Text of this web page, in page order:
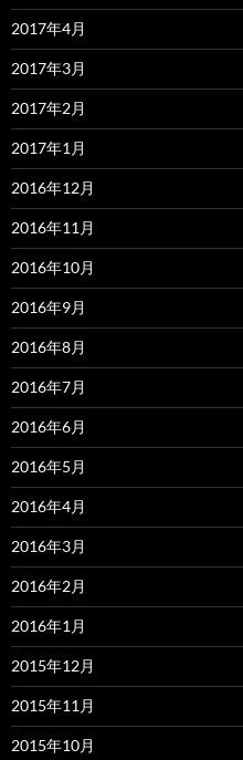
2017年4月
2017年3月
2017年2月
2017年1月
2016年12月
2016年11月
2016年10月
2016年9月
2016年8月
2016年7月
2016年6月
2016年5月
2016年4月
2016年3月
2016年2月
2016年1月
2015年12月
2015年11月
2015年10月